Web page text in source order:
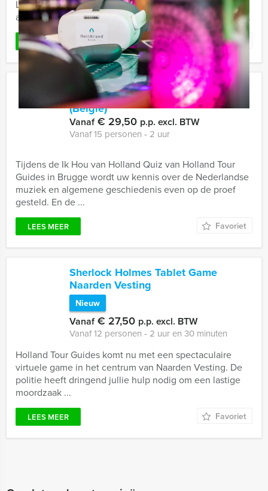
La Casa de Papel en hebben jullie jezelf altijd al
afgevraagd hoe het is om een ultieme roof als deze te ...
LEES MEER Favoriet
Ik Hou Van Holland Quiz Brugge
(België)
Vanaf€ 29,50 p.p. excl. BTW
Vanaf 15 personen ‐ 2 uur
Tijdens de Ik Hou van Holland Quiz van Holland Tour
Guides in Brugge wordt uw kennis over de Nederlandse
muziek en algemene geschiedenis even op de proef
gesteld. En de ...
LEES MEER Favoriet
Sherlock Holmes Tablet Game
Naarden Vesting
Nieuw
Vanaf€ 27,50 p.p. excl. BTW
Vanaf 12 personen ‐ 2 uur en 30 minuten
Holland Tour Guides komt nu met een spectaculaire
virtuele game in het centrum van Naarden Vesting. De
politie heeft dringend jullie hulp nodig om een lastige
moordzaak ...
LEES MEER Favoriet